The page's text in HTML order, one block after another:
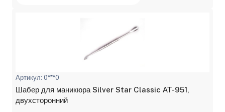
Артикул: 0***0
Шабер для маникюра Silver Star Classic АТ-951,
двухсторонний